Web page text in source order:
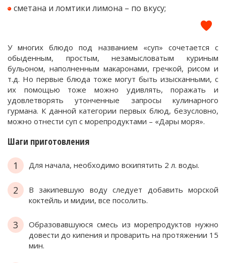
сметана и ломтики лимона – по вкусу;
У многих блюдо под названием «суп» сочетается с
обыденным, простым, незамысловатым куриным
бульоном, наполненным макаронами, гречкой, рисом и
т.д. Но первые блюда тоже могут быть изысканными, с
их помощью тоже можно удивлять, поражать и
удовлетворять утонченные запросы кулинарного
гурмана. К данной категории первых блюд, безусловно,
можно отнести суп с морепродуктами – «Дары моря».
Шаги приготовления
1 Для начала, необходимо вскипятить 2 л. воды.
2
В закипевшую воду следует добавить морской
коктейль и мидии, все посолить.
3
Образовавшуюся смесь из морепродуктов нужно
довести до кипения и проварить на протяжении 15
мин.